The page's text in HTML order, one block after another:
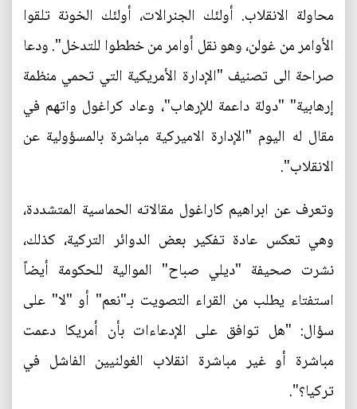
محاولة الانقلاب. أولئك الجنرالات، أولئك الخونة تلقوا
الأوامر من غولن، وهو نقل أوامر من خططوا للتدخل". ودعا
صراحة الى تصنيف "الإدارة الأمريكية التي تحمي منظمة
إرهابية" "دولة داعمة للإرهاب"، وعاد كراغول واتهم في
مقال له اليوم "الإدارة الاميركية مباشرة بالمسؤولية عن
الانقلاب".
وتعرف عن ابراهيم كاراغول مقالاته الحماسية المتشددة،
وهي تعكس عادة تفكير بعض الدوائر التركية، كذلك،
نشرت صحيفة "ديلي صباح" الموالية للحكومة أيضاً
استفتاء يطلب من القراء التصويت بـ"نعم" أو "لا" على
سؤال: "هل توافق على الإدعاءات بأن أمريكا دعمت
مباشرة أو غير مباشرة انقلاب الغولنيين الفاشل في
تركيا؟".